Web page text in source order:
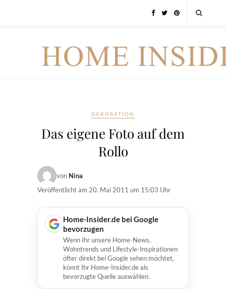
DEKORATION
Das eigene Foto auf dem
Rollo
von Nina
Veröffentlicht am 20. Mai 2011 um 15:03 Uhr
Home-Insider.de bei Google
bevorzugen
Wenn Ihr unsere Home-News,
Wohntrends und Lifestyle-Inspirationen
öfter direkt bei Google sehen möchtet,
könnt Ihr Home-Insider.de als
bevorzugte Quelle auswählen.